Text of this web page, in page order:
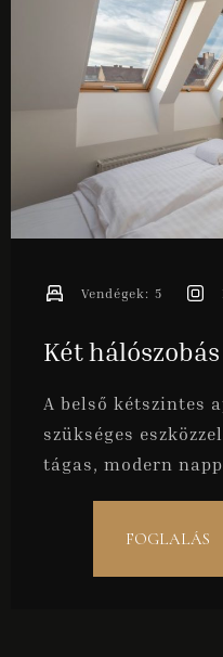
Két
A belső kétszintes
szükséges
tágas, modern
Vendégek: 5
FOGLALÁS